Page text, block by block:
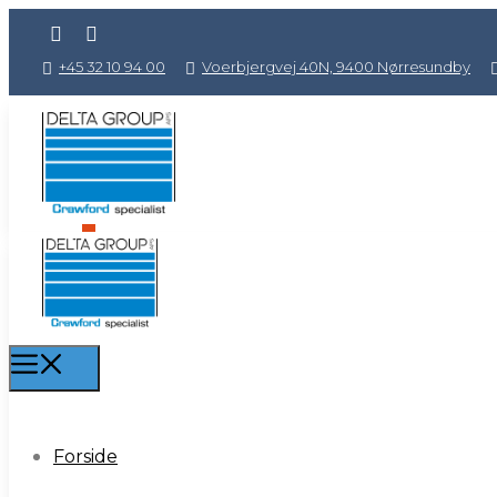
+45 32 10 94 00 Voerbjergvej 40N, 9400 Nørresundby
0
Forside